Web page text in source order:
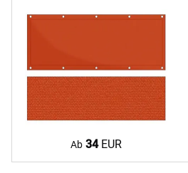
Ab 34EUR